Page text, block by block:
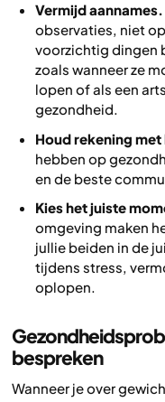
Vermijd aannames.
observaties, niet
voorzichtig dingen
zoals wanneer ze
lopen of als een
gezondheid.
Houd rekening
hebben op
en de beste
Kies het juiste
omgeving maken
jullie beiden in de
tijdens stress,
oplopen.
bespreken
Wanneer je over